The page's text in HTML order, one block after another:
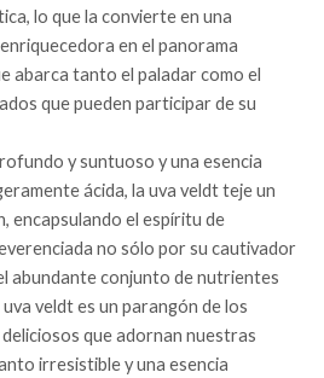
lo que la convierte en una
en el panorama
abarca tanto el paladar como el
que pueden participar de su
y suntuoso y una esencia
ácida, la uva veldt teje un
encapsulando el espíritu de
no sólo por su cautivador
abundante conjunto de nutrientes
veldt es un parangón de los
que adornan nuestras
irresistible y una esencia